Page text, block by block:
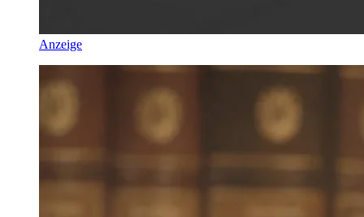
Anzeige